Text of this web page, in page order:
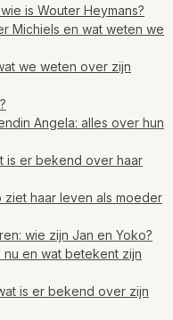
is Wouter Heymans?
Michiels en wat weten we
we weten over zijn
Angela: alles over hun
is er bekend over haar
haar leven als moeder
wie zijn Jan en Yoko?
en wat betekent zijn
is er bekend over zijn